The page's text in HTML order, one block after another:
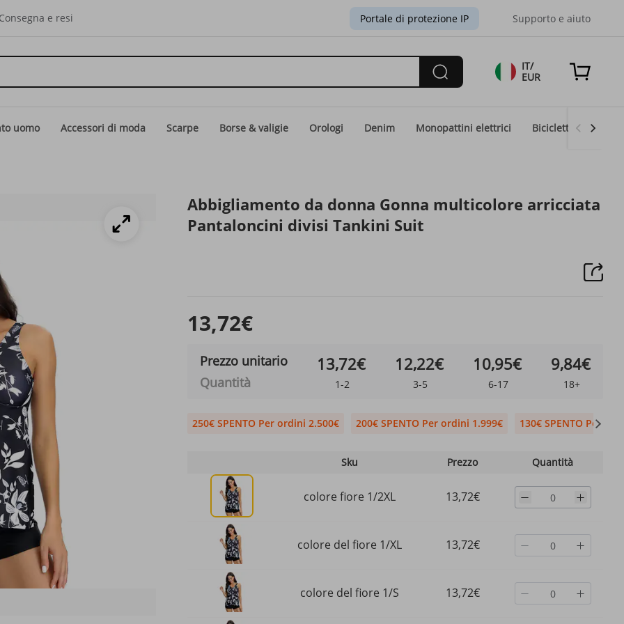
e resi Portale di protezione IP Supporto e aiuto
IT/
EUR
uomo Accessori di moda Scarpe Borse & valigie Orologi Denim Monopattini elettrici Biciclette elettriche
Abbigliamento da donna Gonna multicolore arricciata
Pantaloncini divisi Tankini Suit
13,72€
Prezzo unitario
Quantità
13,72€
1-2
12,22€
3-5
10,95€
6-17
9,84€
18+
250€ SPENTO Per ordini 2.500€ 200€ SPENTO Per ordini 1.999€ 130€ SPENTO Per
Sku Prezzo Quantità
colore fiore 1/2XL 13,72€
colore del fiore 1/XL 13,72€
colore del fiore 1/S 13,72€